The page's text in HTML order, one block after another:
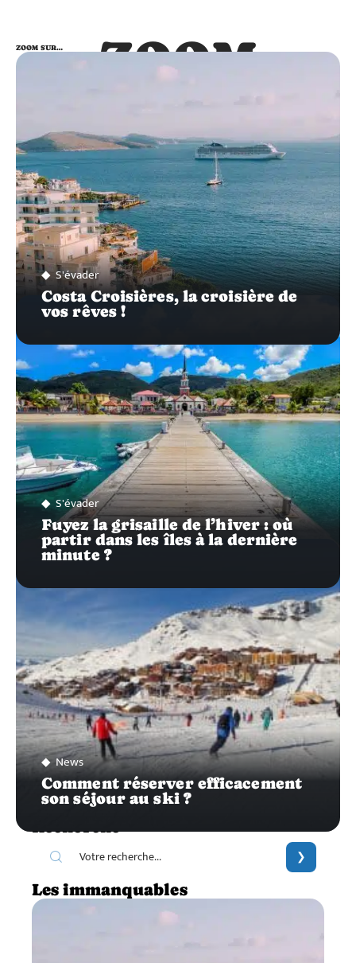
ZOOM
SUR…
ZOOM SUR…
S'évader
Costa Croisières, la croisière de
vos rêves !
S'évader
Fuyez la grisaille de l’hiver : où
partir dans les îles à la dernière
minute ?
News
Comment réserver efficacement
son séjour au ski ?
Les immanquables